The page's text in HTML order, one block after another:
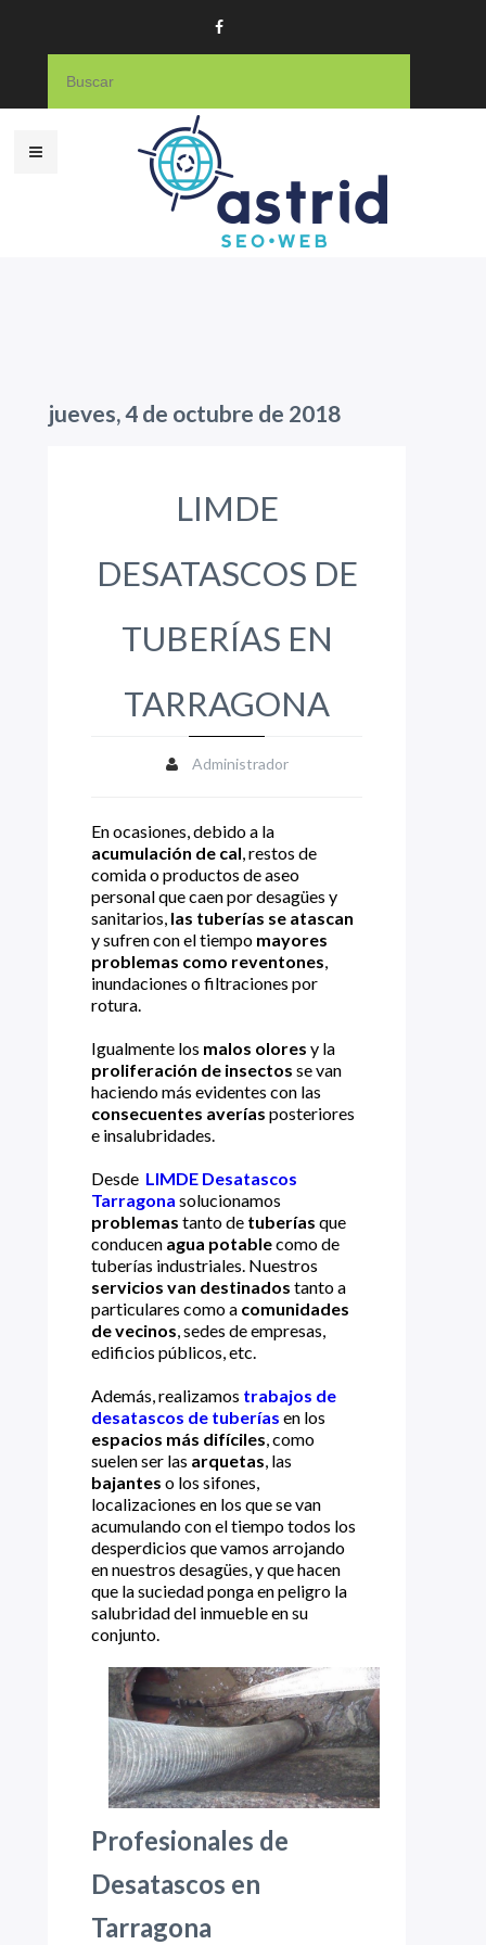
jueves, 4 de octubre de 2018
LIMDE
DESATASCOS DE
TUBERÍAS EN
TARRAGONA
Administrador
En ocasiones, debido a la
acumulación de cal, restos de
comida o productos de aseo
personal que caen por desagües y
sanitarios, las tuberías se atascan
y sufren con el tiempo mayores
problemas como reventones,
inundaciones o filtraciones por
rotura.
Igualmente los malos olores y la
proliferación de insectos se van
haciendo más evidentes con las
consecuentes averías posteriores
e insalubridades.
Desde LIMDE Desatascos
Tarragona solucionamos
problemas tanto de tuberías que
conducen agua potablecomo de
tuberías industriales. Nuestros
servicios van destinados tanto a
particulares como a comunidades
de vecinos, sedes de empresas,
edificios públicos, etc.
Además, realizamos trabajos de
desatascos de tuberías en los
espacios más difíciles, como
suelen ser las arquetas, las
bajantes o los sifones,
localizaciones en los que se van
acumulando con el tiempo todos los
desperdicios que vamos arrojando
en nuestros desagües, y que hacen
que la suciedad ponga en peligro la
salubridad del inmueble en su
conjunto.
Profesionales de
Desatascos en
Tarragona